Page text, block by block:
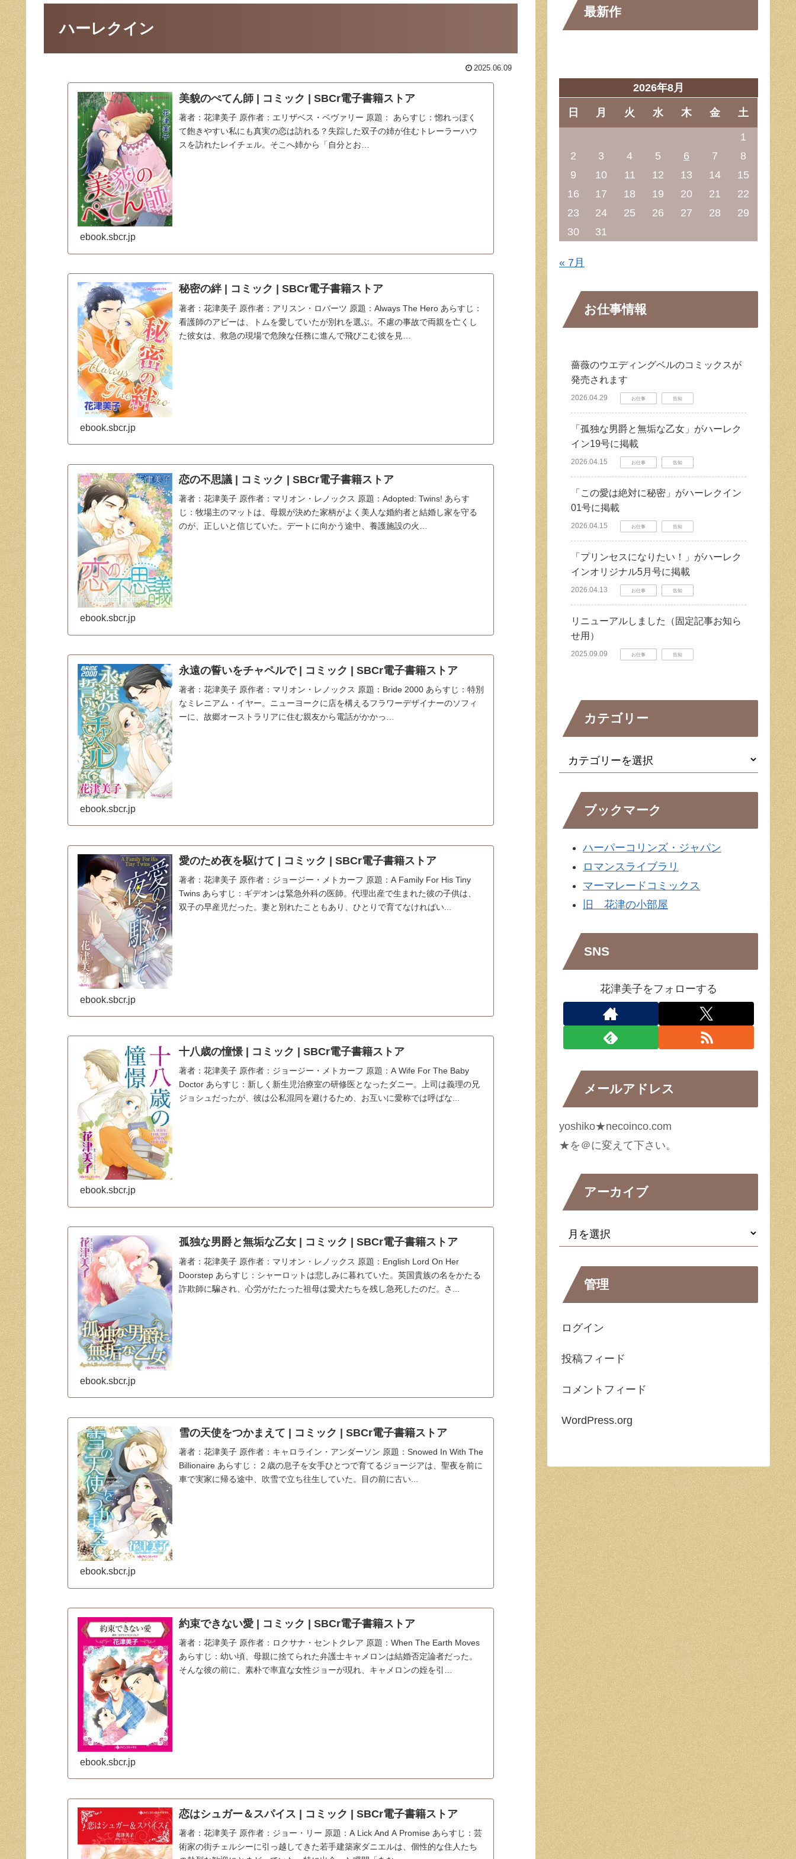
ハーレクイン
2025.06.09
美貌のぺてん師 | コミック | SBCr電子書籍ストア
著者：花津美子 原作者：エリザベス・ベヴァリー 原題： あらすじ：惚れっぽく
て飽きやすい私にも真実の恋は訪れる？失踪した双子の姉が住むトレーラーハウ
スを訪れたレイチェル。そこへ姉から「自分とお…
ebook.sbcr.jp
秘密の絆 | コミック | SBCr電子書籍ストア
著者：花津美子 原作者：アリスン・ロバーツ 原題：Always The Hero あらすじ：
看護師のアビーは、トムを愛していたが別れを選ぶ。不慮の事故で両親を亡くし
た彼女は、救急の現場で危険な任務に進んで飛びこむ彼を見…
ebook.sbcr.jp
恋の不思議 | コミック | SBCr電子書籍ストア
著者：花津美子 原作者：マリオン・レノックス 原題：Adopted: Twins! あらす
じ：牧場主のマットは、母親が決めた家柄がよく美人な婚約者と結婚し家を守る
のが、正しいと信じていた。デートに向かう途中、養護施設の火…
ebook.sbcr.jp
永遠の誓いをチャペルで | コミック | SBCr電子書籍ストア
著者：花津美子 原作者：マリオン・レノックス 原題：Bride 2000 あらすじ：特別
なミレニアム・イヤー。ニューヨークに店を構えるフラワーデザイナーのソフィ
ーに、故郷オーストラリアに住む親友から電話がかかっ…
ebook.sbcr.jp
愛のため夜を駆けて | コミック | SBCr電子書籍ストア
著者：花津美子 原作者：ジョージー・メトカーフ 原題：A Family For His Tiny
Twins あらすじ：ギデオンは緊急外科の医師。代理出産で生まれた彼の子供は、
双子の早産児だった。妻と別れたこともあり、ひとりで育てなければい...
ebook.sbcr.jp
十八歳の憧憬 | コミック | SBCr電子書籍ストア
著者：花津美子 原作者：ジョージー・メトカーフ 原題：A Wife For The Baby
Doctor あらすじ：新しく新生児治療室の研修医となったダニー。上司は義理の兄
ジョシュだったが、彼は公私混同を避けるため、お互いに愛称では呼ばな...
ebook.sbcr.jp
孤独な男爵と無垢な乙女 | コミック | SBCr電子書籍ストア
著者：花津美子 原作者：マリオン・レノックス 原題：English Lord On Her
Doorstep あらすじ：シャーロットは悲しみに暮れていた。英国貴族の名をかたる
詐欺師に騙され、心労がたたった祖母は愛犬たちを残し急死したのだ。さ...
ebook.sbcr.jp
雪の天使をつかまえて | コミック | SBCr電子書籍ストア
著者：花津美子 原作者：キャロライン・アンダーソン 原題：Snowed In With The
Billionaire あらすじ：２歳の息子を女手ひとつで育てるジョージアは、聖夜を前に
車で実家に帰る途中、吹雪で立ち往生していた。目の前に古い...
ebook.sbcr.jp
約束できない愛 | コミック | SBCr電子書籍ストア
著者：花津美子 原作者：ロクサナ・セントクレア 原題：When The Earth Moves
あらすじ：幼い頃、母親に捨てられた弁護士キャメロンは結婚否定論者だった。
そんな彼の前に、素朴で率直な女性ジョーが現れ、キャメロンの姪を引…
ebook.sbcr.jp
恋はシュガー＆スパイス | コミック | SBCr電子書籍ストア
著者：花津美子 原作者：ジョー・リー 原題：A Lick And A Promise あらすじ：芸
術家の街チェルシーに引っ越してきた若手建築家ダニエルは、個性的な住人たち
最新作
2026年8月
日 月 火 水 木 金 土
1
2
3 4 5 6 7
8
9
10 11 12 13 14
15
16
17 18 19 20 21
22
23
24 25 26 27 28
29
30
31
« 7月
お仕事情報
薔薇のウエディングベルのコミックスが
発売されます
2026.04.29 お仕事 告知
「孤独な男爵と無垢な乙女」がハーレク
イン19号に掲載
2026.04.15 お仕事 告知
「この愛は絶対に秘密」がハーレクイン
01号に掲載
2026.04.15 お仕事 告知
「プリンセスになりたい！」がハーレク
インオリジナル5月号に掲載
2026.04.13 お仕事 告知
リニューアルしました（固定記事お知ら
せ用）
2025.09.09 お仕事 告知
カテゴリー
ブックマーク
ハーパーコリンズ・ジャパン
ロマンスライブラリ
マーマレードコミックス
旧 花津の小部屋
SNS
花津美子をフォローする
メールアドレス
yoshiko★necoinco.com
★を＠に変えて下さい。
アーカイブ
管理
ログイン
投稿フィード
コメントフィード
WordPress.org